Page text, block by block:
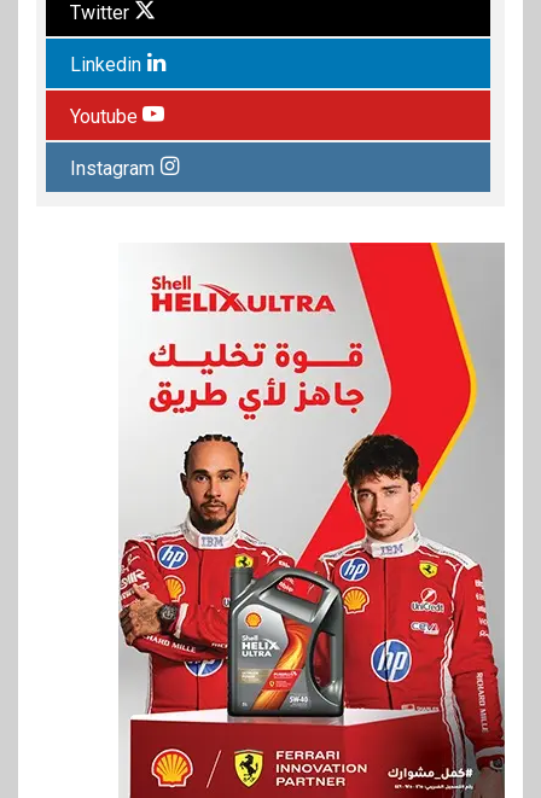
Twitter
Linkedin
Youtube
Instagram